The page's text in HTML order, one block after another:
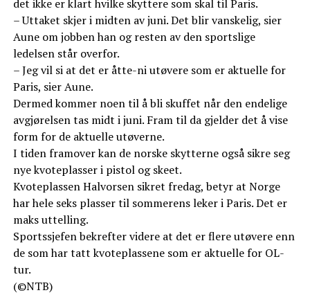
det ikke er klart hvilke skyttere som skal til Paris.
– Uttaket skjer i midten av juni. Det blir vanskelig, sier
Aune om jobben han og resten av den sportslige
ledelsen står overfor.
– Jeg vil si at det er åtte-ni utøvere som er aktuelle for
Paris, sier Aune.
Dermed kommer noen til å bli skuffet når den endelige
avgjørelsen tas midt i juni. Fram til da gjelder det å vise
form for de aktuelle utøverne.
I tiden framover kan de norske skytterne også sikre seg
nye kvoteplasser i pistol og skeet.
Kvoteplassen Halvorsen sikret fredag, betyr at Norge
har hele seks plasser til sommerens leker i Paris. Det er
maks uttelling.
Sportssjefen bekrefter videre at det er flere utøvere enn
de som har tatt kvoteplassene som er aktuelle for OL-
tur.
(©NTB)